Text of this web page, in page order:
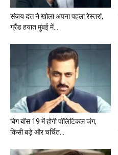
संजय दत्त ने खोला अपना पहला रेस्तरां,
ग्रैंड हयात मुंबई में...
बिग बॉस 19 में होगी पॉलिटिकल जंग,
किसी बड़े और चर्चित...